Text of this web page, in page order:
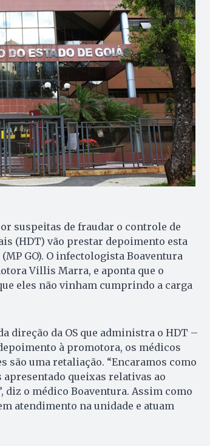
suspeitas de fraudar o controle de
(HDT) vão prestar depoimento esta
GO). O infectologista Boaventura
Villis Marra, e aponta que o
eles não vinham cumprindo a carga
direção da OS que administra o HDT –
à promotora, os médicos
são uma retaliação. “Encaramos como
queixas relativas ao
diz o médico Boaventura. Assim como
atendimento na unidade e atuam